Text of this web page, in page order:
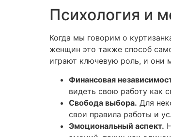
Психология и
Когда мы говорим о
женщин это также способ
играют ключевую роль, и они
Финансовая
видеть свою работу как
Свобода выбора. Для
свои правила работы и
Эмоциональный аспект.